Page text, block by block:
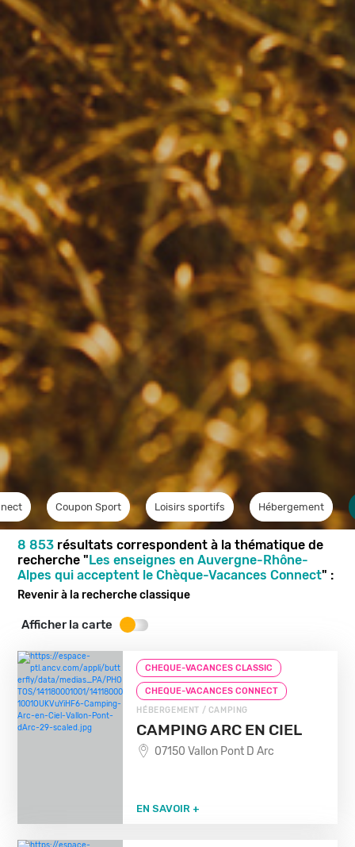
Coupon Sport Loisirs sportifs Hébergement
8 853 résultats correspondent à la thématique de
recherche "Les enseignes en Auvergne-Rhône-
Alpes qui acceptent le Chèque-Vacances Connect" :
Revenir à la recherche classique
Afficher la carte
CHEQUE-VACANCES CLASSIC
CHEQUE-VACANCES CONNECT
HÉBERGEMENT / CAMPING
CAMPING ARC EN CIEL
07150 Vallon Pont D Arc
EN SAVOIR +